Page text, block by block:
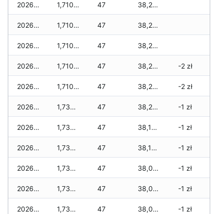
2026-03-30 1,710 zł 47 38,220 zł
2026-03-29 1,710 zł 47 38,220 zł
2026-03-28 1,710 zł 47 38,210 zł
2026-03-27 1,710 zł 47 38,200 zł -2 zł
2026-03-26 1,710 zł 47 38,200 zł -2 zł
2026-03-25 1,735 zł 47 38,200 zł -1 zł
2026-03-24 1,735 zł 47 38,190 zł -1 zł
2026-03-23 1,735 zł 47 38,155 zł -1 zł
2026-03-22 1,735 zł 47 38,085 zł -1 zł
2026-03-21 1,735 zł 47 38,075 zł -1 zł
2026-03-20 1,735 zł 47 38,030 zł -1 zł